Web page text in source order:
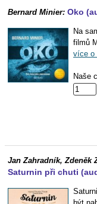
Bernard Minier: Oko
Na
filmů
více o
Naše
Jan Zahradník, Zdeněk
Saturnin při chuti